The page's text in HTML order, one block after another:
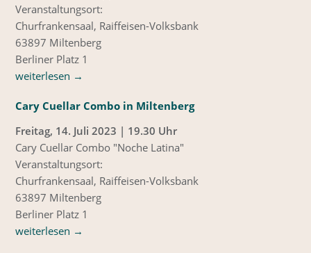
Veranstaltungsort:
Churfrankensaal, Raiffeisen-Volksbank
63897 Miltenberg
Berliner Platz 1
weiterlesen →
Cary Cuellar Combo in Miltenberg
Freitag, 14. Juli 2023 | 19.30 Uhr
Cary Cuellar Combo "Noche Latina"
Veranstaltungsort:
Churfrankensaal, Raiffeisen-Volksbank
63897 Miltenberg
Berliner Platz 1
weiterlesen →